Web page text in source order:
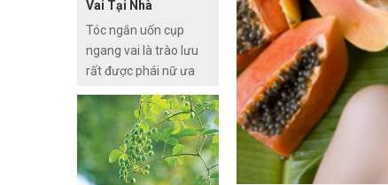
là các nguyên liệu cực
kỳ dễ tìm. Tuy đơn
giản nó vẫn mang lại
hiệu quả dưỡng trắng,
giúp làn da của bạn
càng trẻ đẹp và sáng
bóng khi sử dụng đều
đặn.
Vai Tại Nhà
Tóc ngắn uốn cụp
ngang vai là trào lưu
rất được phái nữ ưa
chuộng. Tuy nhiên, để
chăm sóc tóc uốn cụp
đẹp, giữ được nếp là
cả một vấn đề lớn đòi
hỏi bạn cần đầu tư kỹ